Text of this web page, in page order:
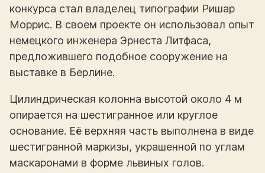
конкурса стал владелец типографии Ришар
Моррис. В своем проекте он использовал опыт
немецкого инженера Эрнеста Литфаса,
предложившего подобное сооружение на
выставке в Берлине.
Цилиндрическая колонна высотой около 4 м
опирается на шестигранное или круглое
основание. Её верхняя часть выполнена в виде
шестигранной маркизы, украшенной по углам
маскаронами в форме львиных голов.